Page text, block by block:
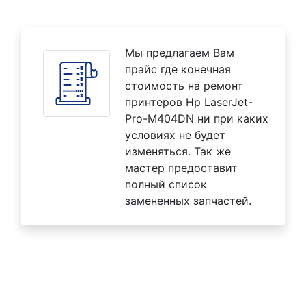
Мы предлагаем Вам
прайс где конечная
стоимость на ремонт
принтеров Hp LaserJet-
Pro-M404DN ни при каких
условиях не будет
изменяться. Так же
мастер предоставит
полный список
замененных запчастей.